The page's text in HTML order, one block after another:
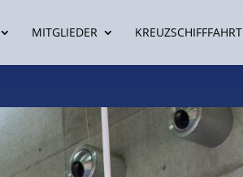
MITGLIEDER KREUZSCHIFFFAHRT